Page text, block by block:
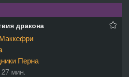
дракона
Перна
мин.